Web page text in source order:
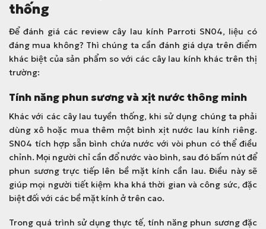
thống
Để đánh giá các review cây lau kính Parroti SN04, liệu có
đáng mua không? Thì chúng ta cần đánh giá dựa trên điểm
khác biệt của sản phẩm so với các cây lau kính khác trên thị
trường:
Tính năng phun sương và xịt nước thông minh
Khác với các cây lau tuyền thống, khi sử dụng chúng ta phải
dùng xô hoặc mua thêm một bình xịt nước lau kính riêng.
SN04 tích hợp sẵn bình chứa nước với vòi phun có thể điều
chỉnh. Mọi người chỉ cần đổ nước vào bình, sau đó bấm nút để
phun sương trực tiếp lên bề mặt kính cần lau. Điều này sẽ
giúp mọi người tiết kiệm kha khá thời gian và công sức, đặc
biệt đối với các bề mặt kính ở trên cao.
Trong quá trình sử dụng thực tế, tính năng phun sương đặc